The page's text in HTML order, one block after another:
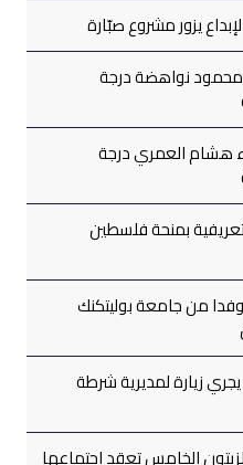
يزور مشروع صبّارة
محمود نواهضة درجة
هشام العمري درجة
بمنحة فلسطين
من جامعة بوليتكنك
زيارة لمديرية شرطة
الخامس تعقد اجتماعها